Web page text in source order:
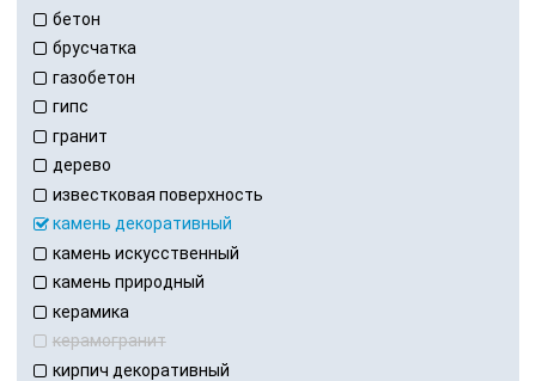
бетон
брусчатка
газобетон
гипс
гранит
дерево
известковая поверхность
камень декоративный
камень искусственный
камень природный
керамика
керамогранит
кирпич декоративный